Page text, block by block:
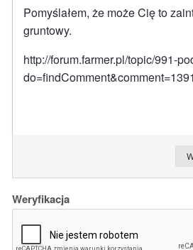
Pomyślałem, że może Cię to
gruntowy.
http://forum.farmer.pl/topic/991-
Weryfikacja